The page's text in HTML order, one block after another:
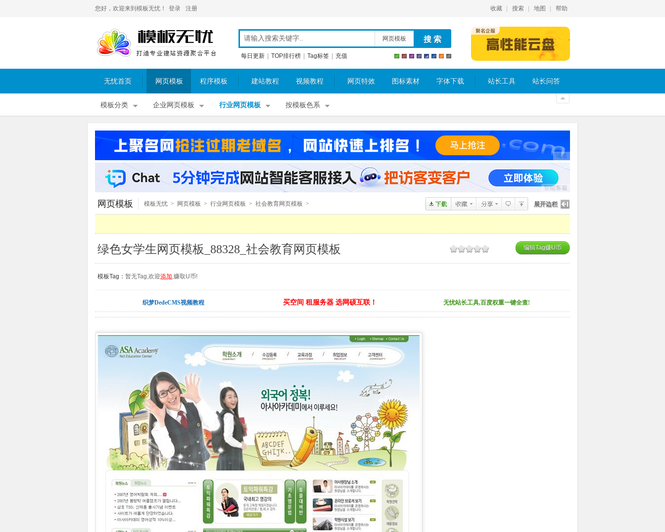
您好，欢迎来到模板无忧！ 登录 注册 收藏 搜索 地图 帮助
网页模板
每日更新 TOP排行榜 Tag标签 充值
无忧首页 网页模板 程序模板 建站教程 视频教程 网页特效 图标素材 字体下载 站长工具 站长问答
模板分类 企业网页模板 行业网页模板 按模板色系
域名
智能客服
展开边栏
网页模板 模板无忧 > 网页模板 > 行业网页模板 > 社会教育网页模板 >
绿色女学生网页模板_88328_社会教育网页模板 编辑Tag赚U币
模板Tag： 暂无Tag,欢迎添加,赚取U币!
织梦DedeCMS视频教程 买空间 租服务器 选网硕互联！ 无忧站长工具,百度权重一键全查!